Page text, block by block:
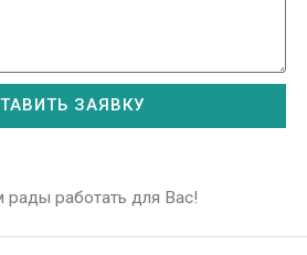
ЗАЯВКУ
работать для Вас!